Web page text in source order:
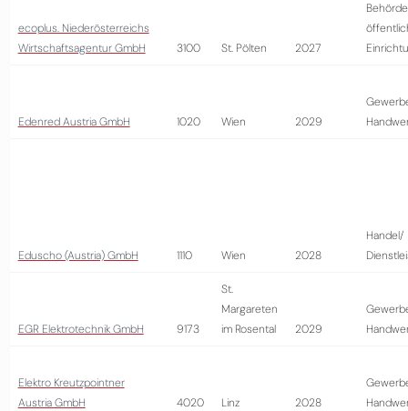
ecoplus. Niederösterreichs
Wirtschaftsagentur GmbH
3100 St. Pölten 2027
Edenred Austria GmbH 1020 Wien 2029
Eduscho (Austria) GmbH 1110 Wien 2028
Handel/
EGR Elektrotechnik GmbH 9173
St.
Margareten
im Rosental
2029
Elektro Kreutzpointner
Austria GmbH
4020 Linz 2028